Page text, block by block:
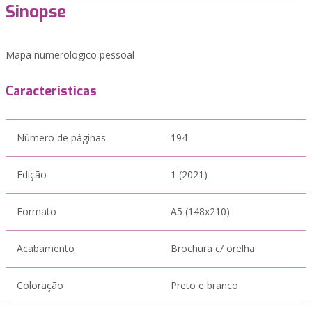
Sinopse
Mapa numerologico pessoal
Características
Número de páginas 194
Edição 1 (2021)
Formato A5 (148x210)
Acabamento Brochura c/ orelha
Coloração Preto e branco